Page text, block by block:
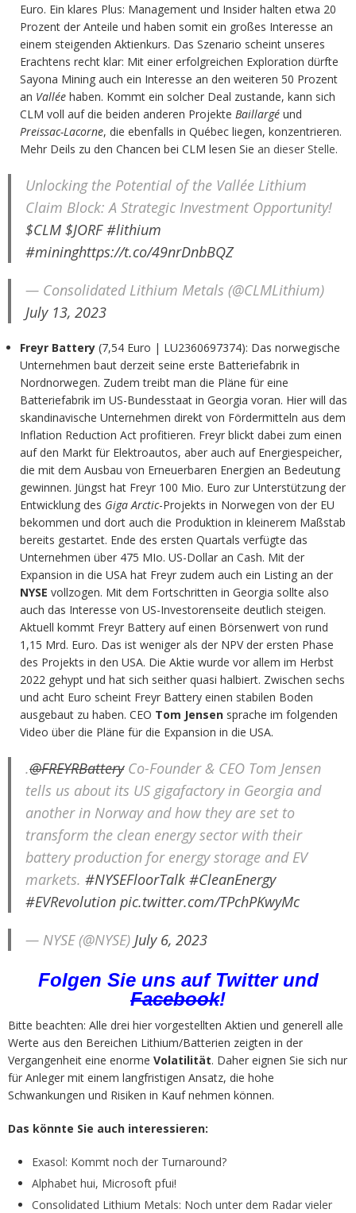
Euro. Ein klares Plus: Management und Insider halten etwa 20
Prozent der Anteile und haben somit ein großes Interesse an
einem steigenden Aktienkurs. Das Szenario scheint unseres
Erachtens recht klar: Mit einer erfolgreichen Exploration dürfte
Sayona Mining auch ein Interesse an den weiteren 50 Prozent
an Vallée haben. Kommt ein solcher Deal zustande, kann sich
CLM voll auf die beiden anderen Projekte Baillargé und
Preissac-Lacorne, die ebenfalls in Québec liegen, konzentrieren.
Mehr Deils zu den Chancen bei CLM lesen Sie an dieser Stelle.
Unlocking the Potential of the Vallée Lithium
Claim Block: A Strategic Investment Opportunity!
$CLM $JORF #lithium
#mininghttps://t.co/49nrDnbBQZ
— Consolidated Lithium Metals (@CLMLithium)
July 13, 2023
Freyr Battery (7,54 Euro | LU2360697374): Das norwegische
Unternehmen baut derzeit seine erste Batteriefabrik in
Nordnorwegen. Zudem treibt man die Pläne für eine
Batteriefabrik im US-Bundesstaat in Georgia voran. Hier will das
skandinavische Unternehmen direkt von Fördermitteln aus dem
Inflation Reduction Act profitieren. Freyr blickt dabei zum einen
auf den Markt für Elektroautos, aber auch auf Energiespeicher,
die mit dem Ausbau von Erneuerbaren Energien an Bedeutung
gewinnen. Jüngst hat Freyr 100 Mio. Euro zur Unterstützung der
Entwicklung des Giga Arctic-Projekts in Norwegen von der EU
bekommen und dort auch die Produktion in kleinerem Maßstab
bereits gestartet. Ende des ersten Quartals verfügte das
Unternehmen über 475 MIo. US-Dollar an Cash. Mit der
Expansion in die USA hat Freyr zudem auch ein Listing an der
NYSE vollzogen. Mit dem Fortschritten in Georgia sollte also
auch das Interesse von US-Investorenseite deutlich steigen.
Aktuell kommt Freyr Battery auf einen Börsenwert von rund
1,15 Mrd. Euro. Das ist weniger als der NPV der ersten Phase
des Projekts in den USA. Die Aktie wurde vor allem im Herbst
2022 gehypt und hat sich seither quasi halbiert. Zwischen sechs
und acht Euro scheint Freyr Battery einen stabilen Boden
ausgebaut zu haben. CEO Tom Jensen sprache im folgenden
Video über die Pläne für die Expansion in die USA.
.@FREYRBatteryCo-Founder & CEO Tom Jensen
tells us about its US gigafactory in Georgia and
another in Norway and how they are set to
transform the clean energy sector with their
battery production for energy storage and EV
markets. #NYSEFloorTalk #CleanEnergy
#EVRevolution pic.twitter.com/TPchPKwyMc
— NYSE (@NYSE) July 6, 2023
Folgen Sie uns auf Twitterund
Facebook!
Bitte beachten: Alle drei hier vorgestellten Aktien und generell alle
Werte aus den Bereichen Lithium/Batterien zeigten in der
Vergangenheit eine enorme Volatilität. Daher eignen Sie sich nur
für Anleger mit einem langfristigen Ansatz, die hohe
Schwankungen und Risiken in Kauf nehmen können.
Das könnte Sie auch interessieren:
Exasol: Kommt noch der Turnaround?
Alphabet hui, Microsoft pfui!
Consolidated Lithium Metals: Noch unter dem Radar vieler